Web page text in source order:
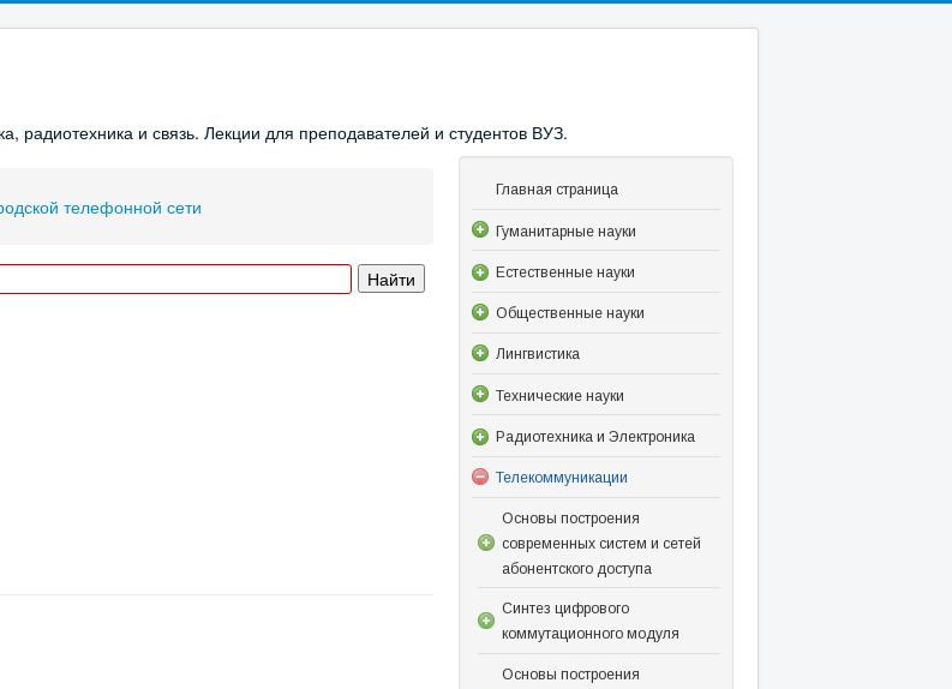
и связь. Лекции для преподавателей и студентов ВУЗ.
телефонной сети
Главная страница
Гуманитарные науки
Естественные науки
Общественные науки
Лингвистика
Технические науки
Радиотехника и Электроника
Телекоммуникации
Основы построения
современных систем и сетей
абонентского доступа
Синтез цифрового
коммутационного модуля
Основы построения